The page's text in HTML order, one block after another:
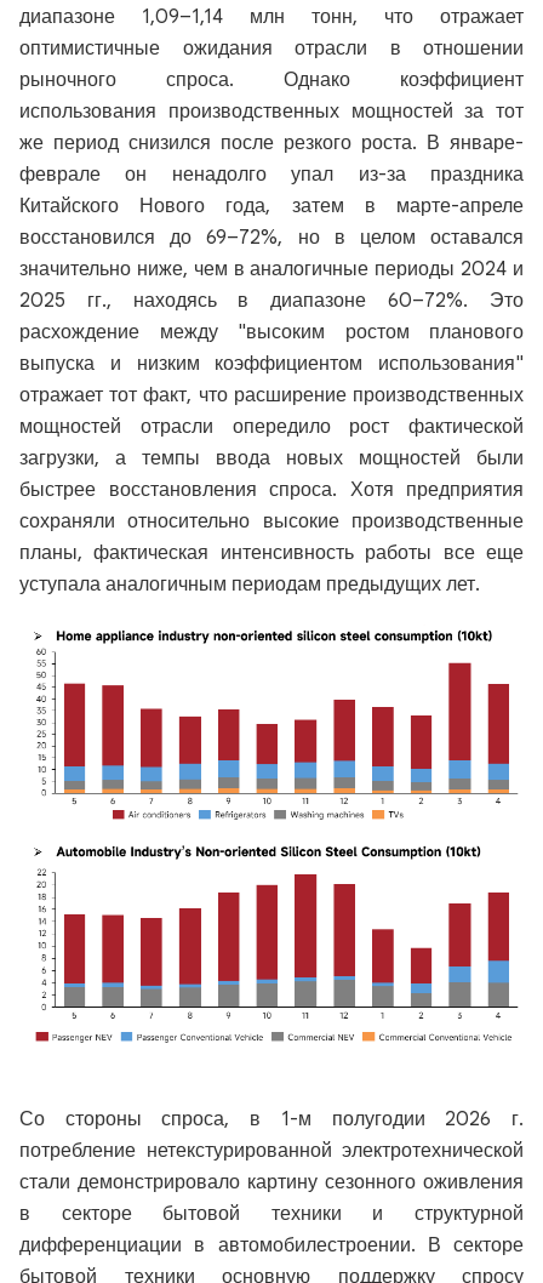
диапазоне 1,09–1,14 млн тонн, что отражает
оптимистичные ожидания отрасли в отношении
рыночного спроса. Однако коэффициент
использования производственных мощностей за тот
же период снизился после резкого роста. В январе-
феврале он ненадолго упал из-за праздника
Китайского Нового года, затем в марте-апреле
восстановился до 69–72%, но в целом оставался
значительно ниже, чем в аналогичные периоды 2024 и
2025 гг., находясь в диапазоне 60–72%. Это
расхождение между "высоким ростом планового
выпуска и низким коэффициентом использования"
отражает тот факт, что расширение производственных
мощностей отрасли опередило рост фактической
загрузки, а темпы ввода новых мощностей были
быстрее восстановления спроса. Хотя предприятия
сохраняли относительно высокие производственные
планы, фактическая интенсивность работы все еще
уступала аналогичным периодам предыдущих лет.
Со стороны спроса, в 1-м полугодии 2026 г.
потребление нетекстурированной электротехнической
стали демонстрировало картину сезонного оживления
в секторе бытовой техники и структурной
дифференциации в автомобилестроении. В секторе
бытовой техники основную поддержку спросу